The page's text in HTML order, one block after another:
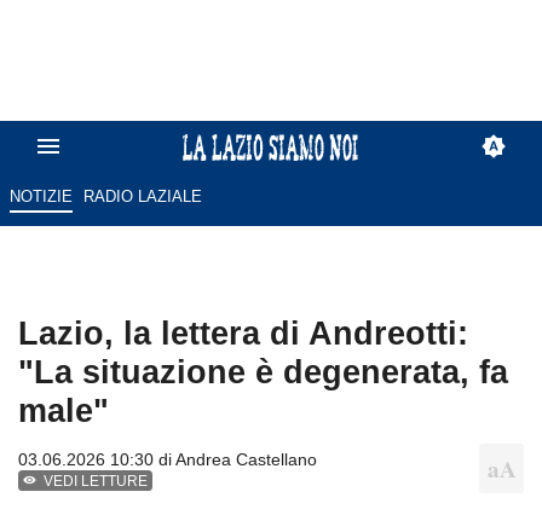
NOTIZIE RADIO LAZIALE
Lazio, la lettera di Andreotti:
"La situazione è degenerata, fa
male"
03.06.2026 10:30 diAndrea Castellano
VEDI LETTURE